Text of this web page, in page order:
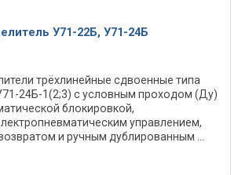
У71-22Б, У71-24Б
трёхлинейные сдвоенные типа
24Б-1(2;3) с условным проходом (Ду)
блокировкой,
управлением,
и ручным дублированным ...